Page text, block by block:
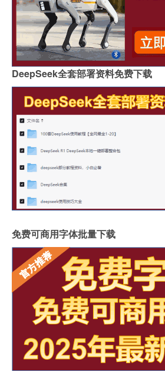
DeepSeek全套部署资料免费下载
免费可商用字体批量下载